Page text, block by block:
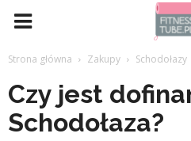
Strona główna Zakupy Schodołazy
Czy jest
Schodołaza?